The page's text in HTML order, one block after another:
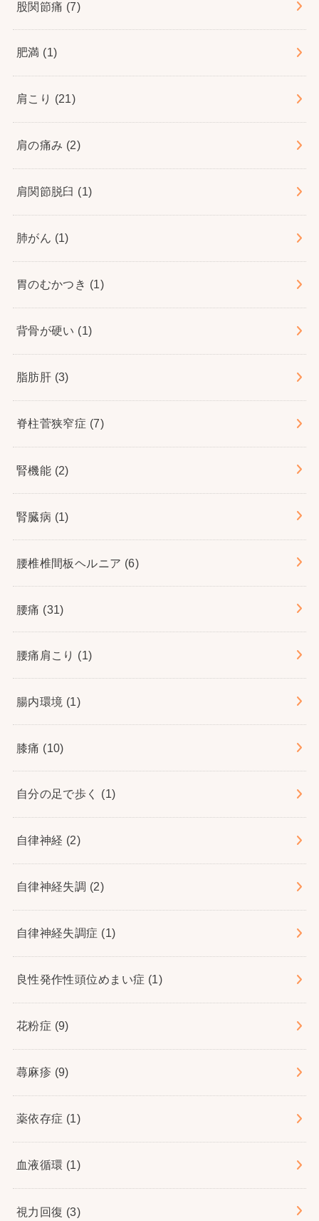
股関節痛 (7)
肥満 (1)
肩こり (21)
肩の痛み (2)
肩関節脱臼 (1)
肺がん (1)
胃のむかつき (1)
背骨が硬い (1)
脂肪肝 (3)
脊柱菅狭窄症 (7)
腎機能 (2)
腎臓病 (1)
腰椎椎間板ヘルニア (6)
腰痛 (31)
腰痛肩こり (1)
腸内環境 (1)
膝痛 (10)
自分の足で歩く (1)
自律神経 (2)
自律神経失調 (2)
自律神経失調症 (1)
良性発作性頭位めまい症 (1)
花粉症 (9)
蕁麻疹 (9)
薬依存症 (1)
血液循環 (1)
視力回復 (3)